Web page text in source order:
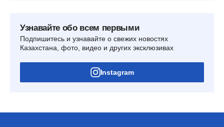
Узнавайте обо всем первыми
Подпишитесь и узнавайте о свежих новостях
Казахстана, фото, видео и других эксклюзивах
Instagram